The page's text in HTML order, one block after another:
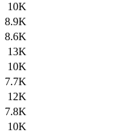
10K
8.9K
8.6K
13K
10K
7.7K
12K
7.8K
10K